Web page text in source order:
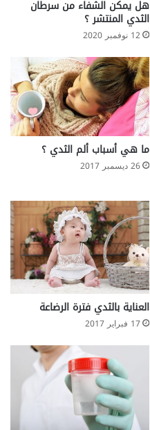
هل يمكن الشفاء من سرطان
الثدي المنتشر ؟
12 نوفمبر 2020
ما هي أسباب ألم الثدي ؟
26 ديسمبر 2017
العناية بالثدي فترة الرضاعة
17 فبراير 2017